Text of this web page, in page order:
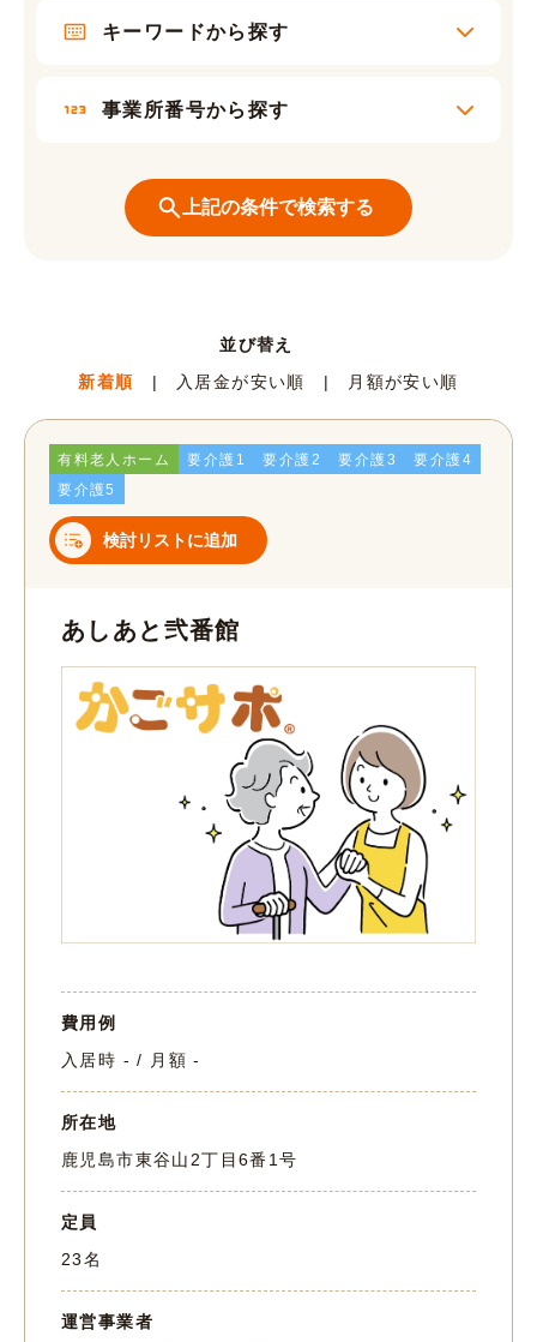
キーワードから探す
事業所番号から探す
並び替え
新着順
入居金が安い順 月額が安い順
有料老人ホーム 要介護1 要介護2 要介護3
要介護4
要介護5
検討リストに追加
あしあと弐番館
費用例
入居時 - / 月額 -
所在地
鹿児島市東谷山2丁目6番1号
定員
23名
運営事業者